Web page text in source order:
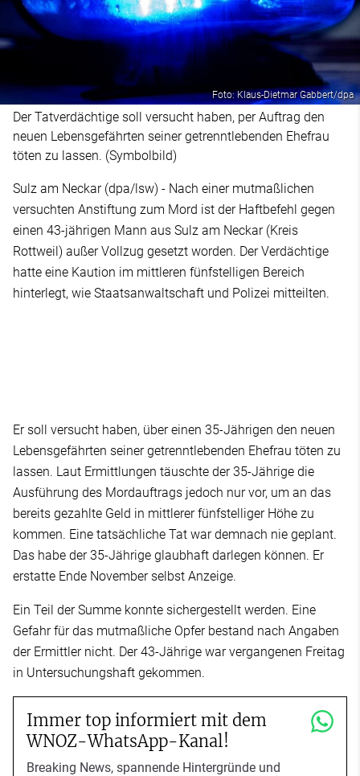
Foto: Klaus-Dietmar Gabbert/dpa
Der Tatverdächtige soll versucht haben, per Auftrag den
neuen Lebensgefährten seiner getrenntlebenden Ehefrau
töten zu lassen. (Symbolbild)
Sulz am Neckar (dpa/lsw) - Nach einer mutmaßlichen
versuchten Anstiftung zum Mord ist der Haftbefehl gegen
einen 43-jährigen Mann aus Sulz am Neckar (Kreis
Rottweil) außer Vollzug gesetzt worden. Der Verdächtige
hatte eine Kaution im mittleren fünfstelligen Bereich
hinterlegt, wie Staatsanwaltschaft und Polizei mitteilten.
Er soll versucht haben, über einen 35-Jährigen den neuen
Lebensgefährten seiner getrenntlebenden Ehefrau töten zu
lassen. Laut Ermittlungen täuschte der 35-Jährige die
Ausführung des Mordauftrags jedoch nur vor, um an das
bereits gezahlte Geld in mittlerer fünfstelliger Höhe zu
kommen. Eine tatsächliche Tat war demnach nie geplant.
Das habe der 35-Jährige glaubhaft darlegen können. Er
erstatte Ende November selbst Anzeige.
Ein Teil der Summe konnte sichergestellt werden. Eine
Gefahr für das mutmaßliche Opfer bestand nach Angaben
der Ermittler nicht. Der 43-Jährige war vergangenen Freitag
in Untersuchungshaft gekommen.
Immer top informiert mit dem
WNOZ-WhatsApp-Kanal!
Breaking News, spannende Hintergründe und